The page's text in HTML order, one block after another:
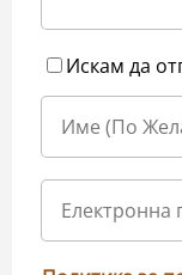
Искам да